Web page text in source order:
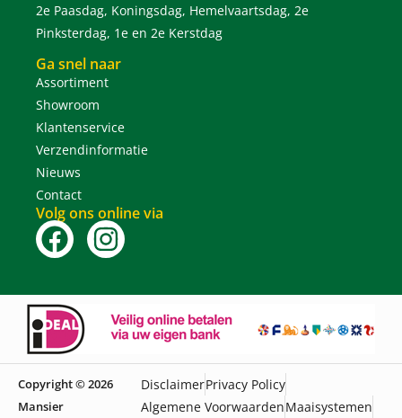
2e Paasdag, Koningsdag, Hemelvaartsdag, 2e
Pinksterdag, 1e en 2e Kerstdag
Ga snel naar
Assortiment
Showroom
Klantenservice
Verzendinformatie
Nieuws
Contact
Volg ons online via
Copyright © 2026
Mansier
DisclaimerPrivacy Policy
Algemene VoorwaardenMaaisystemen